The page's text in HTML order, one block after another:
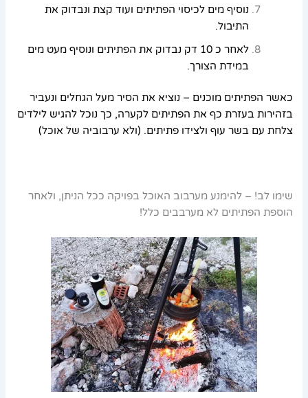
נוסיף מים לכיסוי הפתיתים ועוד קצת ונבדוק את
התיבול.
לאחר כ 10 דק נבדוק את הפתיתים ונוסיף מעט מים
במידת הצורך.
כאשר הפתיתים מוכנים – נוציא את הסיר מעל הגחלים ונעביר
בזהירות בעזרת כף את הפתיתים לקערה, כך נוכל להגיש לילדים
צלחת עם בשר עוף ולצידו פתיתים. (ולא ערבוביה של אוכל)
שימו לב! – להימנע מערבוב האוכל בפויקה ככל הניתן, ולאחר
הוספת הפתיתים לא מערבבים כלל!